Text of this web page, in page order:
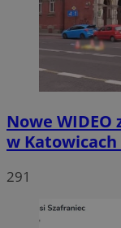
Nowe
w
291